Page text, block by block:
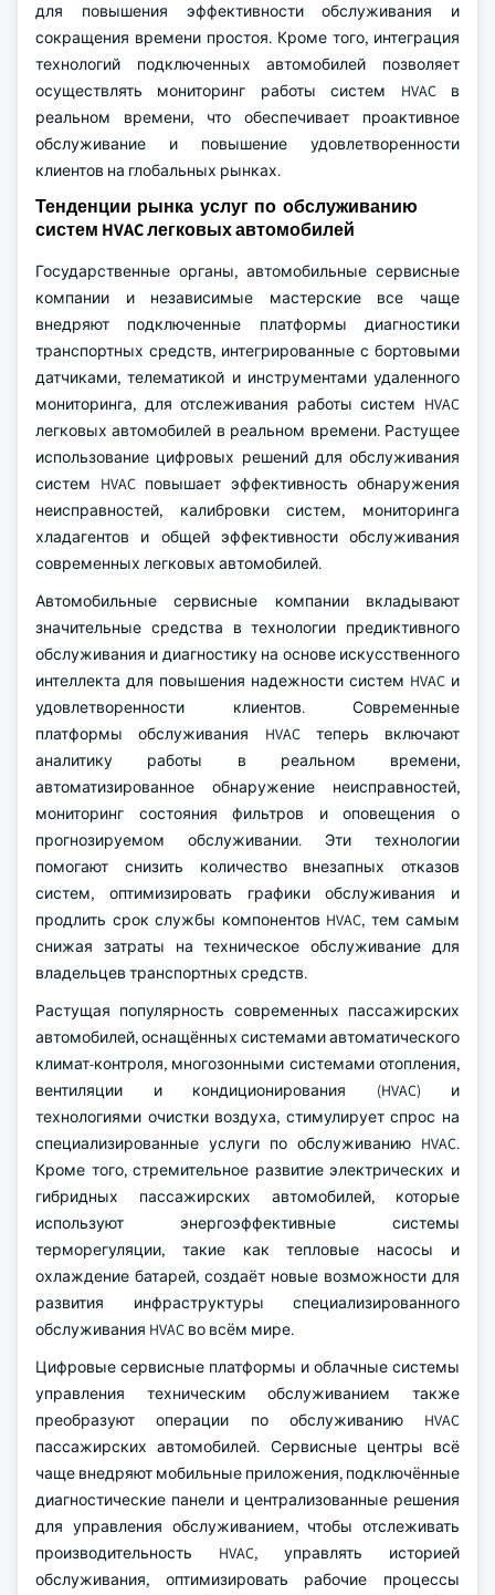
для повышения эффективности обслуживания и
сокращения времени простоя. Кроме того, интеграция
технологий подключенных автомобилей позволяет
осуществлять мониторинг работы систем HVAC в
реальном времени, что обеспечивает проактивное
обслуживание и повышение удовлетворенности
клиентов на глобальных рынках.
Тенденции рынка услуг по обслуживанию
систем HVAC легковых автомобилей
Государственные органы, автомобильные сервисные
компании и независимые мастерские все чаще
внедряют подключенные платформы диагностики
транспортных средств, интегрированные с бортовыми
датчиками, телематикой и инструментами удаленного
мониторинга, для отслеживания работы систем HVAC
легковых автомобилей в реальном времени. Растущее
использование цифровых решений для обслуживания
систем HVAC повышает эффективность обнаружения
неисправностей, калибровки систем, мониторинга
хладагентов и общей эффективности обслуживания
современных легковых автомобилей.
Автомобильные сервисные компании вкладывают
значительные средства в технологии предиктивного
обслуживания и диагностику на основе искусственного
интеллекта для повышения надежности систем HVAC и
удовлетворенности клиентов. Современные
платформы обслуживания HVAC теперь включают
аналитику работы в реальном времени,
автоматизированное обнаружение неисправностей,
мониторинг состояния фильтров и оповещения о
прогнозируемом обслуживании. Эти технологии
помогают снизить количество внезапных отказов
систем, оптимизировать графики обслуживания и
продлить срок службы компонентов HVAC, тем самым
снижая затраты на техническое обслуживание для
владельцев транспортных средств.
Растущая популярность современных пассажирских
автомобилей, оснащённых системами автоматического
климат-контроля, многозонными системами отопления,
вентиляции и кондиционирования (HVAC) и
технологиями очистки воздуха, стимулирует спрос на
специализированные услуги по обслуживанию HVAC.
Кроме того, стремительное развитие электрических и
гибридных пассажирских автомобилей, которые
используют энергоэффективные системы
терморегуляции, такие как тепловые насосы и
охлаждение батарей, создаёт новые возможности для
развития инфраструктуры специализированного
обслуживания HVAC во всём мире.
Цифровые сервисные платформы и облачные системы
управления техническим обслуживанием также
преобразуют операции по обслуживанию HVAC
пассажирских автомобилей. Сервисные центры всё
чаще внедряют мобильные приложения, подключённые
диагностические панели и централизованные решения
для управления обслуживанием, чтобы отслеживать
производительность HVAC, управлять историей
обслуживания, оптимизировать рабочие процессы